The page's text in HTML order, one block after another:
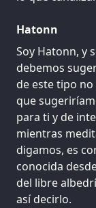
Hatonn
Soy Hatonn, y
debemos
de este tipo
que
para ti y de
mientras
digamos, es
conocida
del libre
así decirlo.